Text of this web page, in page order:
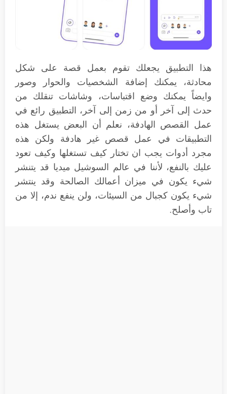
هذا التطبيق يجعلك تقوم بعمل قصة على شكل
محادثة، يمكنك إضافة الشخصيات والحوار وصور
وايضاً يمكنك وضع اقتباسات، وشاشات تنقلك من
حدث إلى آخر أو من زمن إلى آخر، التطبيق رائع في
عمل القصص الهادفة، نعلم أن البعض يستغل هذه
التطبيقات في عمل قصص غير هادفة ولكن هذه
مجرد أدوات يجب ان تختار كيف تستغلها وكيف تعود
عليك بالنفع، لأننا في عالم السوشيل ميديا قد يتنشر
شيء يكون في ميزان أعمالك الصالحة وقد ينتشر
شيء يكون كجبال من السيئات، ولن ينفع ندم، إلا من
تاب وأصلح.